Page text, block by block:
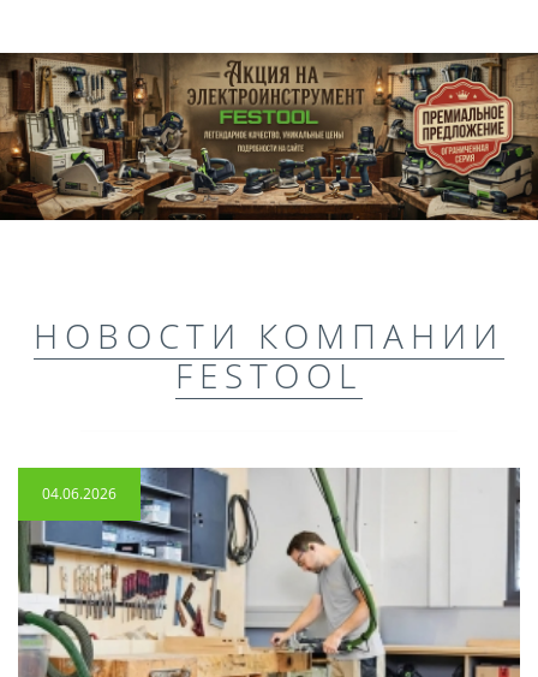
НОВОСТИ КОМПАНИИ
FESTOOL
04.06.2026